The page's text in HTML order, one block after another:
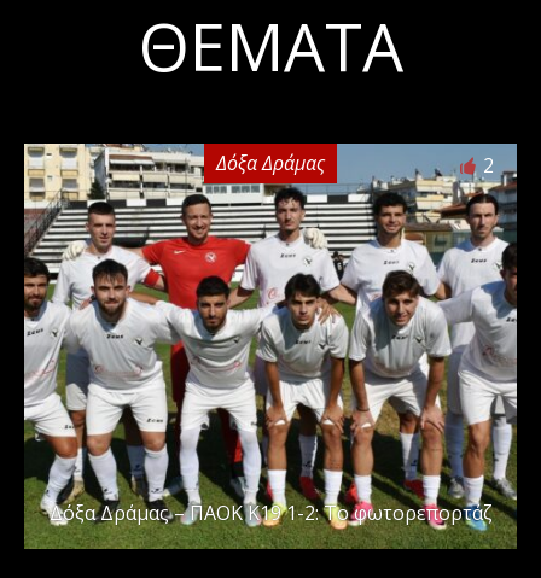
ΘΈΜΑΤΑ
Δόξα Δράμας 2
Δόξα Δράμας – ΠΑΟΚ Κ19 1-2: Το φωτορεπορτάζ